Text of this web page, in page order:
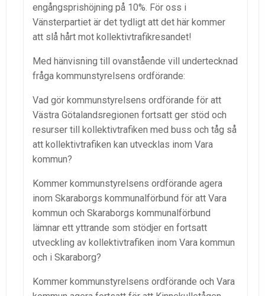
engångsprishöjning på 10%. För oss i
Vänsterpartiet är det tydligt att det här kommer
att slå hårt mot kollektivtrafikresandet!
Med hänvisning till ovanstående vill undertecknad
fråga kommunstyrelsens ordförande:
Vad gör kommunstyrelsens ordförande för att
Västra Götalandsregionen fortsatt ger stöd och
resurser till kollektivtrafiken med buss och tåg så
att kollektivtrafiken kan utvecklas inom Vara
kommun?
Kommer kommunstyrelsens ordförande agera
inom Skaraborgs kommunalförbund för att Vara
kommun och Skaraborgs kommunalförbund
lämnar ett yttrande som stödjer en fortsatt
utveckling av kollektivtrafiken inom Vara kommun
och i Skaraborg?
Kommer kommunstyrelsens ordförande och Vara